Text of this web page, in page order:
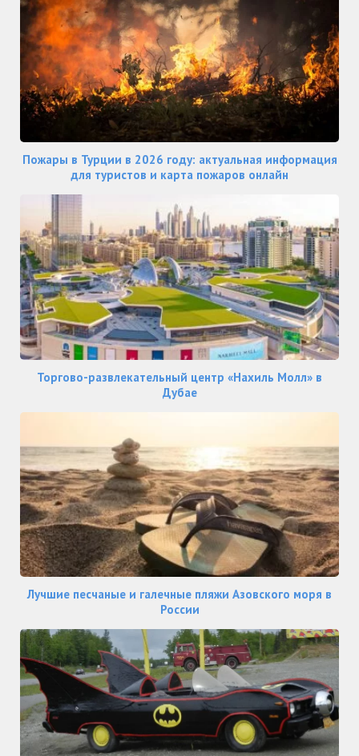
Пожары в Турции в 2026 году: актуальная информация
для туристов и карта пожаров онлайн
Торгово-развлекательный центр «Нахиль Молл» в
Дубае
Лучшие песчаные и галечные пляжи Азовского моря в
России